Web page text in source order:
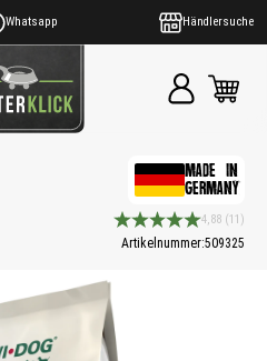
Whatsapp Händlersuche
MADE IN
GERMANY
Durchschnittliche
4,88 (11)
Artikelnummer:509325